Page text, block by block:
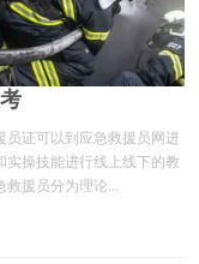
证可以到应急救援员网进
操技能进行线上线下的教
援员分为理论...